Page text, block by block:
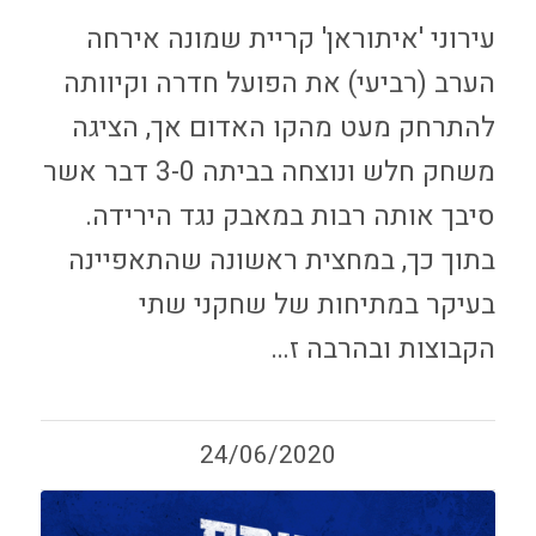
עירוני 'איתוראן' קריית שמונה אירחה
הערב (רביעי) את הפועל חדרה וקיוותה
להתרחק מעט מהקו האדום אך, הציגה
משחק חלש ונוצחה בביתה 3-0 דבר אשר
סיבך אותה רבות במאבק נגד הירידה.
בתוך כך, במחצית ראשונה שהתאפיינה
בעיקר במתיחות של שחקני שתי
הקבוצות ובהרבה ז…
24/06/2020